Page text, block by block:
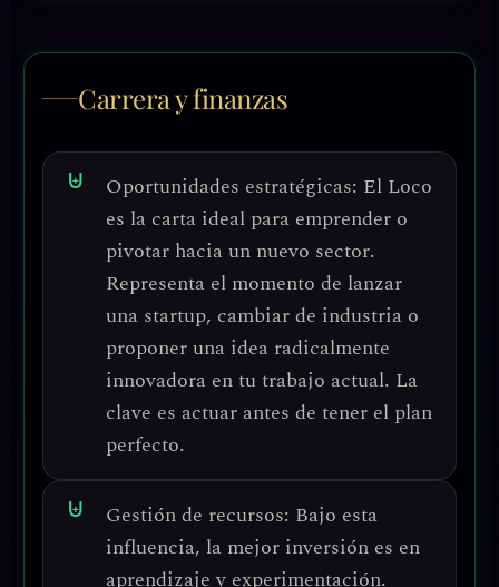
Carrera y finanzas
Oportunidades estratégicas: El Loco
es la carta ideal para emprender o
pivotar hacia un nuevo sector.
Representa el momento de lanzar
una startup, cambiar de industria o
proponer una idea radicalmente
innovadora en tu trabajo actual. La
clave es actuar antes de tener el plan
perfecto.
Gestión de recursos: Bajo esta
influencia, la mejor inversión es en
aprendizaje y experimentación.